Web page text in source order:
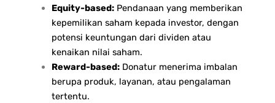
Equity-based:Pendanaan yang memberikan
kepemilikan saham kepada investor, dengan
potensi keuntungan dari dividen atau
kenaikan nilai saham.
Reward-based:Donatur menerima imbalan
berupa produk, layanan, atau pengalaman
tertentu.